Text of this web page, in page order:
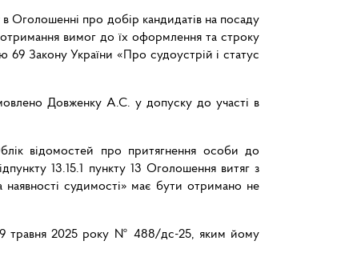
Оголошенні про добір кандидатів на посаду
вимог до їх оформлення та строку
69 Закону України «Про судоустрій і статус
Довженку А.С. у допуску до участі в
відомостей про притягнення особи до
13.15.1 пункту 13 Оголошення витяг з
наявності судимості» має бути отримано не
09 травня 2025 року № 488/дс-25, яким йому